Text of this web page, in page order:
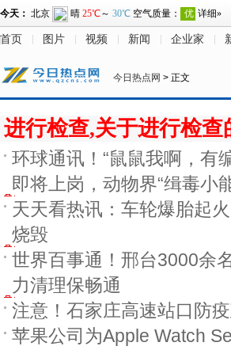
首页 图片 视频 新闻 企业家
今日热点网 > 正文
进行检查,关于进行检查
环球通讯！“鼠鼠我啊，有
即将上岗，动物界“缉毒小
天天看热讯：车轮爆胎起
烧毁
世界百事通！邢台3000余
力清理保畅通
注意！石家庄高速站口防疫
苹果公司为Apple Watch